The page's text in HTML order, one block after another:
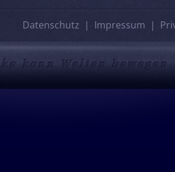
Datenschutz Impressum